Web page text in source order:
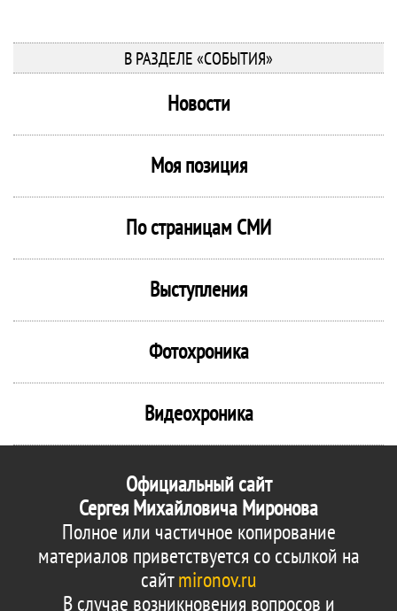
В РАЗДЕЛЕ «СОБЫТИЯ»
Новости
Моя позиция
По страницам СМИ
Выступления
Фотохроника
Видеохроника
Официальный сайт
Сергея Михайловича Миронова
Полное или частичное копирование
материалов приветствуется со ссылкой на
сайтmironov.ru
В случае возникновения вопросов и